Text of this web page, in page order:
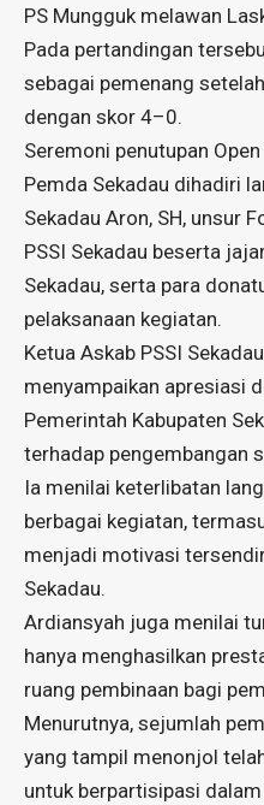
PS Mungguk melawan
Pada pertandingan
sebagai pemenang
dengan skor 4–0.
Seremoni penutupan
Pemda Sekadau dihadiri
Sekadau Aron, SH, unsur
PSSI Sekadau beserta
Sekadau, serta para
pelaksanaan kegiatan.
Ketua Askab PSSI
menyampaikan apresiasi
Pemerintah Kabupaten
terhadap pengembangan
Ia menilai keterlibatan
berbagai kegiatan,
menjadi motivasi
Sekadau.
Ardiansyah juga menilai
hanya menghasilkan
ruang pembinaan bagi
Menurutnya, sejumlah
yang tampil menonjol
untuk berpartisipasi